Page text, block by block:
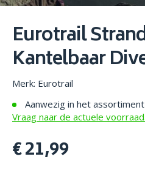
Eurotrail
Kantelbaar
Merk: Eurotrail
Aanwezig in het
Vraag naar de actuele voorraad.
€ 21,99